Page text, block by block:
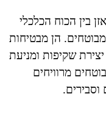
בין הכוח הכלכלי
הן מבטיחות
שקיפות ומניעת
מרוויחים
וסבירים.